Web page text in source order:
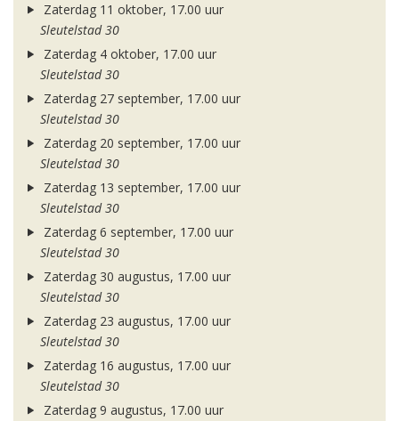
Zaterdag 11 oktober, 17.00 uur
Sleutelstad 30
Zaterdag 4 oktober, 17.00 uur
Sleutelstad 30
Zaterdag 27 september, 17.00 uur
Sleutelstad 30
Zaterdag 20 september, 17.00 uur
Sleutelstad 30
Zaterdag 13 september, 17.00 uur
Sleutelstad 30
Zaterdag 6 september, 17.00 uur
Sleutelstad 30
Zaterdag 30 augustus, 17.00 uur
Sleutelstad 30
Zaterdag 23 augustus, 17.00 uur
Sleutelstad 30
Zaterdag 16 augustus, 17.00 uur
Sleutelstad 30
Zaterdag 9 augustus, 17.00 uur